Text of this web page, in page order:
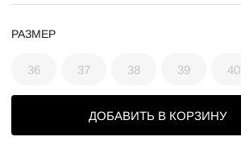
РАЗМЕР
36 37 38 39 40
ДОБАВИТЬ В КОРЗИНУ